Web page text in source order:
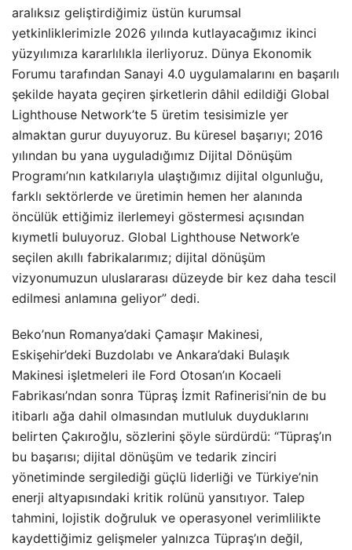
aralıksız geliştirdiğimiz üstün kurumsal
yetkinliklerimizle 2026 yılında kutlayacağımız ikinci
yüzyılımıza kararlılıkla ilerliyoruz. Dünya Ekonomik
Forumu tarafından Sanayi 4.0 uygulamalarını en başarılı
şekilde hayata geçiren şirketlerin dâhil edildiği Global
Lighthouse Network’te 5 üretim tesisimizle yer
almaktan gurur duyuyoruz. Bu küresel başarıyı; 2016
yılından bu yana uyguladığımız Dijital Dönüşüm
Programı’nın katkılarıyla ulaştığımız dijital olgunluğu,
farklı sektörlerde ve üretimin hemen her alanında
öncülük ettiğimiz ilerlemeyi göstermesi açısından
kıymetli buluyoruz. Global Lighthouse Network’e
seçilen akıllı fabrikalarımız; dijital dönüşüm
vizyonumuzun uluslararası düzeyde bir kez daha tescil
edilmesi anlamına geliyor” dedi.
Beko’nun Romanya’daki Çamaşır Makinesi,
Eskişehir’deki Buzdolabı ve Ankara’daki Bulaşık
Makinesi işletmeleri ile Ford Otosan’ın Kocaeli
Fabrikası’ndan sonra Tüpraş İzmit Rafinerisi’nin de bu
itibarlı ağa dahil olmasından mutluluk duyduklarını
belirten Çakıroğlu, sözlerini şöyle sürdürdü: “Tüpraş’ın
bu başarısı; dijital dönüşüm ve tedarik zinciri
yönetiminde sergilediği güçlü liderliği ve Türkiye’nin
enerji altyapısındaki kritik rolünü yansıtıyor. Talep
tahmini, lojistik doğruluk ve operasyonel verimlilikte
kaydettiğimiz gelişmeler yalnızca Tüpraş’ın değil,